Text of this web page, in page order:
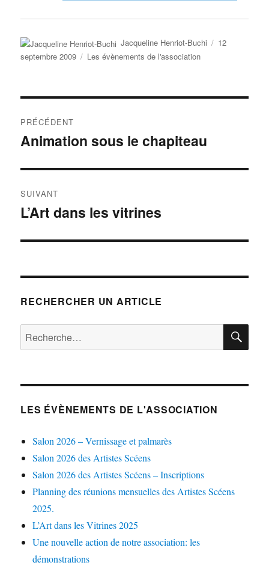
Auteur
Jacqueline Henriot-Buchi
Publié
12
septembre 2009
Catégories
Les évènements de l'association
de
PRÉCÉDENT
Publication
Animation sous le chapiteau
SUIVANT
Publication
L’Art dans les vitrines
RECHERCHER UN ARTICLE
Recherche
pour :
LES ÉVÈNEMENTS DE L'ASSOCIATION
Salon 2026 – Vernissage et palmarès
Salon 2026 des Artistes Scéens
Salon 2026 des Artistes Scéens – Inscriptions
Planning des réunions mensuelles des Artistes Scéens
2025.
L’Art dans les Vitrines 2025
Une nouvelle action de notre association: les
démonstrations